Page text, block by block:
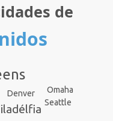
de
Seattle
Denver Omaha